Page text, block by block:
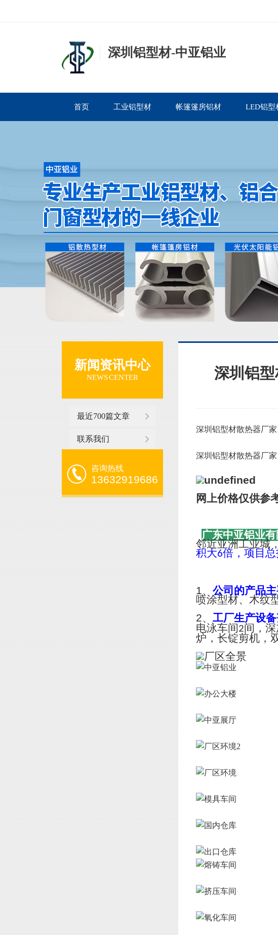
深圳铝型材-中亚铝业
首页 工业铝型材 帐篷篷房铝材 LED铝型
新闻资讯中心
NEWS CENTER
最近700篇文章
联系我们
咨询热线
13632919686
深圳铝
深圳铝型材散热器厂
深圳铝型材散热器厂
网上价格仅供参
广东中亚铝业有
邻近亚洲工业城
积大6倍，项目
1、 公司的产品主
喷涂型材、木纹
2、 工厂生产设备
电泳车间2间，
炉，长锭剪机，